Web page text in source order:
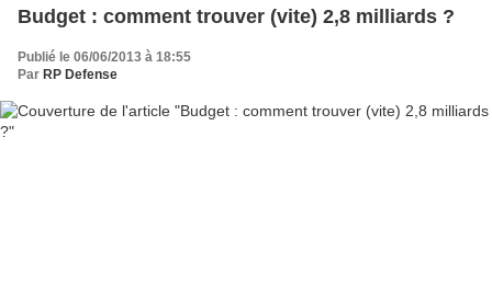
Budget : comment trouver (vite) 2,8 milliards ?
Publié le 06/06/2013 à 18:55
Par RP Defense